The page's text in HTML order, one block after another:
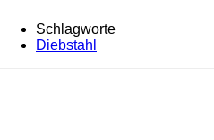
Schlagworte
Diebstahl